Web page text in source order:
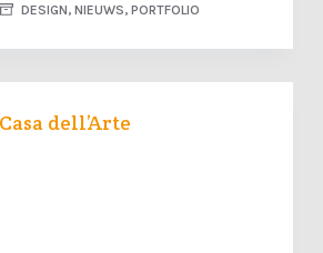
DESIGN, NIEUWS, PORTFOLIO
dell’Arte